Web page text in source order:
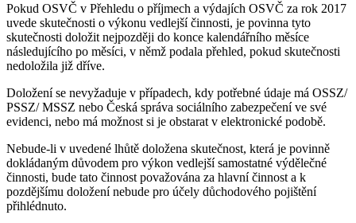
Pokud OSVČ v Přehledu o příjmech a výdajích OSVČ za rok 2017
uvede skutečnosti o výkonu vedlejší činnosti, je povinna tyto
skutečnosti doložit nejpozději do konce kalendářního měsíce
následujícího po měsíci, v němž podala přehled, pokud skutečnosti
nedoložila již dříve.
Doložení se nevyžaduje v případech, kdy potřebné údaje má OSSZ/
PSSZ/ MSSZ nebo Česká správa sociálního zabezpečení ve své
evidenci, nebo má možnost si je obstarat v elektronické podobě.
Nebude-li v uvedené lhůtě doložena skutečnost, která je povinně
dokládaným důvodem pro výkon vedlejší samostatné výdělečné
činnosti, bude tato činnost považována za hlavní činnost a k
pozdějšímu doložení nebude pro účely důchodového pojištění
přihlédnuto.